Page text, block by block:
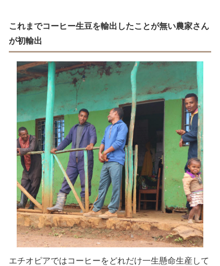
これまでコーヒー生豆を輸出したことが無い農家さん
が初輸出
エチオピアではコーヒーをどれだけ一生懸命生産して